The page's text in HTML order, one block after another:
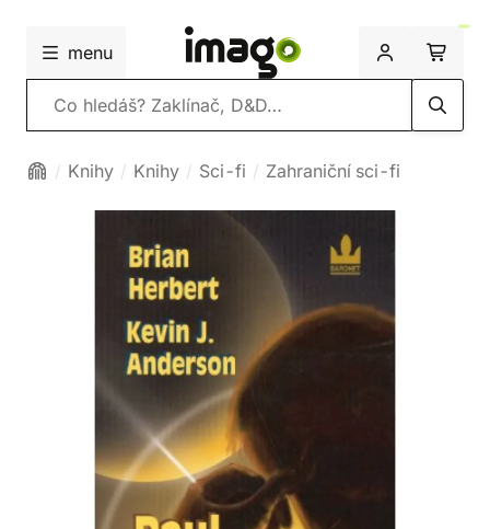
menu
Vyhledávání
Knihy Knihy Sci-fi Zahraniční sci-fi